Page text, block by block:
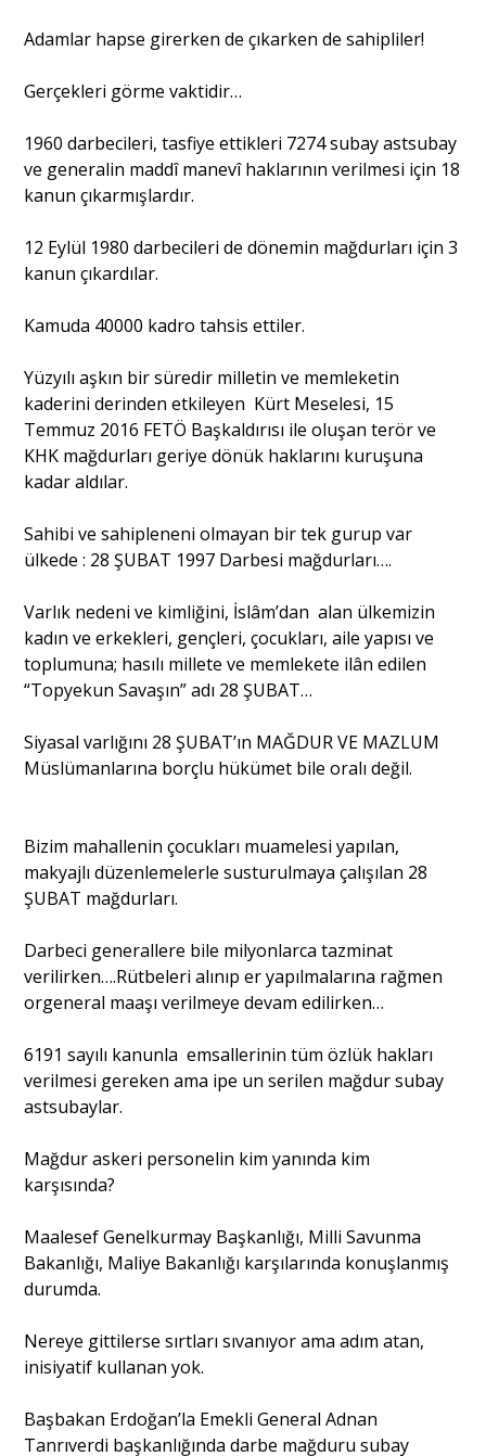
Adamlar hapse girerken de çıkarken de sahipliler!
Gerçekleri görme vaktidir…
1960 darbecileri, tasfiye ettikleri 7274 subay astsubay
ve generalin maddî manevî haklarının verilmesi için 18
kanun çıkarmışlardır.
12 Eylül 1980 darbecileri de dönemin mağdurları için 3
kanun çıkardılar.
Kamuda 40000 kadro tahsis ettiler.
Yüzyılı aşkın bir süredir milletin ve memleketin
kaderini derinden etkileyen Kürt Meselesi, 15
Temmuz 2016 FETÖ Başkaldırısı ile oluşan terör ve
KHK mağdurları geriye dönük haklarını kuruşuna
kadar aldılar.
Sahibi ve sahipleneni olmayan bir tek gurup var
ülkede : 28 ŞUBAT 1997 Darbesi mağdurları….
Varlık nedeni ve kimliğini, İslâm’dan alan ülkemizin
kadın ve erkekleri, gençleri, çocukları, aile yapısı ve
toplumuna; hasılı millete ve memlekete ilân edilen
“Topyekun Savaşın” adı 28 ŞUBAT…
Siyasal varlığını 28 ŞUBAT’ın MAĞDUR VE MAZLUM
Müslümanlarına borçlu hükümet bile oralı değil.
Bizim mahallenin çocukları muamelesi yapılan,
makyajlı düzenlemelerle susturulmaya çalışılan 28
ŞUBAT mağdurları.
Darbeci generallere bile milyonlarca tazminat
verilirken….Rütbeleri alınıp er yapılmalarına rağmen
orgeneral maaşı verilmeye devam edilirken…
6191 sayılı kanunla emsallerinin tüm özlük hakları
verilmesi gereken ama ipe un serilen mağdur subay
astsubaylar.
Mağdur askeri personelin kim yanında kim
karşısında?
Maalesef Genelkurmay Başkanlığı, Milli Savunma
Bakanlığı, Maliye Bakanlığı karşılarında konuşlanmış
durumda.
Nereye gittilerse sırtları sıvanıyor ama adım atan,
inisiyatif kullanan yok.
Başbakan Erdoğan’la Emekli General Adnan
Tanrıverdi başkanlığında darbe mağduru subay